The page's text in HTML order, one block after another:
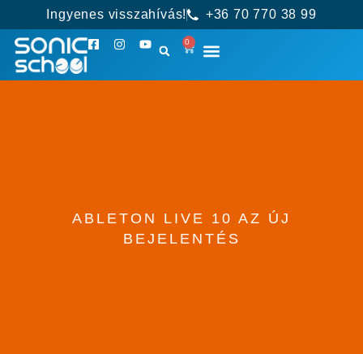
Ingyenes visszahívás! +36 70 770 38 99
0
ABLETON LIVE 10 AZ ÚJ
BEJELENTÉS